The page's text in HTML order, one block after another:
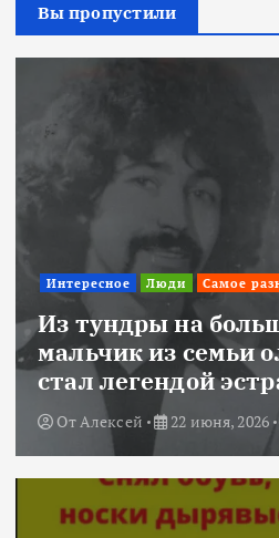
Вы пропустили
Интересное Люди Самое
Из тундры на
мальчик из семьи
стал легендой
ОтАлексей 22 июня, 2026